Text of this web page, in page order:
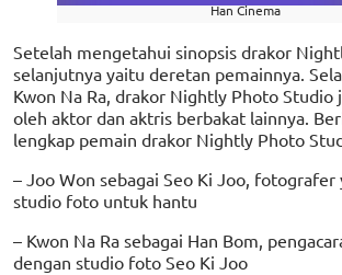
Han Cinema
Setelah mengetahui sinopsis drakor
selanjutnya yaitu deretan pemainnya.
Kwon Na Ra, drakor Nightly Photo Studio
oleh aktor dan aktris berbakat lainnya.
lengkap pemain drakor Nightly Photo
– Joo Won sebagai Seo Ki Joo,
studio foto untuk hantu
– Kwon Na Ra sebagai Han Bom,
dengan studio foto Seo Ki Joo